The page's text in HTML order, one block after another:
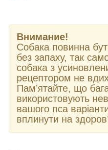
Внимание!
Собака повинна
без запаху, так
собака з
рецептором не
Пам’ятайте, що
використовують
вашого пса
вплинути на